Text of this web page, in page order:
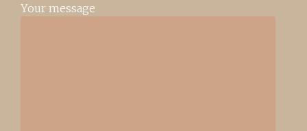
Your message